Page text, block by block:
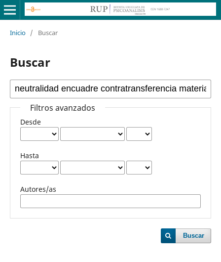
Inicio / Buscar
Buscar
Filtros avanzados
Desde
Hasta
Autores/as
Buscar